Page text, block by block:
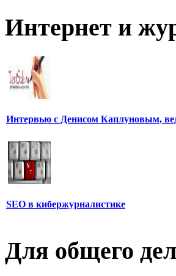
Интернет и
Интервью с Денисом Каплуновым,
SEO в кибержурналистике
Для общего